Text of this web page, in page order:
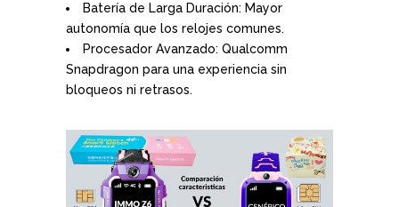
Batería de Larga Duración: Mayor
autonomía que los relojes comunes.
Procesador Avanzado: Qualcomm
Snapdragon para una experiencia sin
bloqueos ni retrasos.